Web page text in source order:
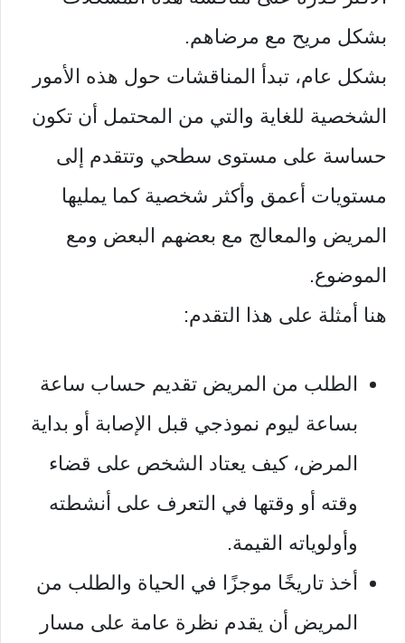
بشكل مريح مع مرضاهم.
بشكل عام، تبدأ المناقشات حول هذه الأمور
الشخصية للغاية والتي من المحتمل أن تكون
حساسة على مستوى سطحي وتتقدم إلى
مستويات أعمق وأكثر شخصية كما يمليها
المريض والمعالج مع بعضهم البعض ومع
الموضوع.
هنا أمثلة على هذا التقدم:
الطلب من المريض تقديم حساب ساعة
بساعة ليوم نموذجي قبل الإصابة أو بداية
المرض، كيف يعتاد الشخص على قضاء
وقته أو وقتها في التعرف على أنشطته
وأولوياته القيمة.
أخذ تاريخًا موجزًا ​​في الحياة والطلب من
المريض أن يقدم نظرة عامة على مسار